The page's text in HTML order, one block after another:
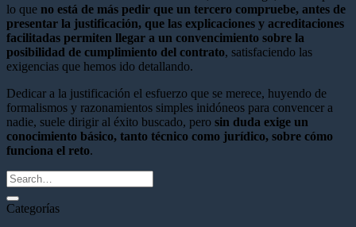
lo que no está de más pedir que un tercero compruebe, antes de
presentar la justificación, que las explicaciones y acreditaciones
facilitadas permiten llegar a un convencimiento sobre la
posibilidad de cumplimiento del contrato, satisfaciendo las
exigencias que hemos ido detallando.
Dedicar a la justificación el esfuerzo que se merece, huyendo de
formalismos y razonamientos simples inidóneos para convencer a
nadie, suele dirigir al éxito buscado, pero sin duda exige un
conocimiento básico, tanto técnico como jurídico, sobre cómo
funciona el reto.
Categorías